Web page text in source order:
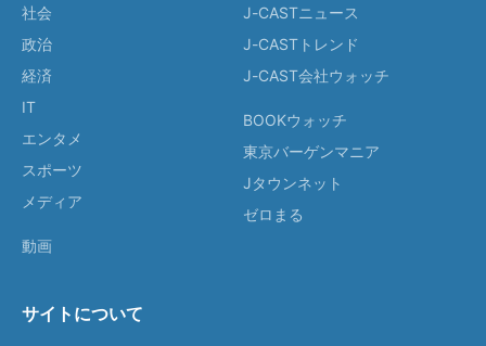
社会
政治
経済
IT
エンタメ
スポーツ
メディア
動画
J-CASTニュース
J-CASTトレンド
J-CAST会社ウォッチ
BOOKウォッチ
東京バーゲンマニア
Jタウンネット
ゼロまる
サイトについて